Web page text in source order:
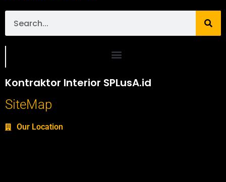
Kontraktor Interior SPLusA.id
SiteMap
Our Location